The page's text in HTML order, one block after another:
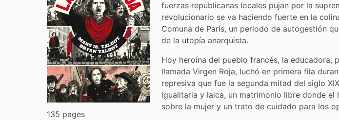
135 pages
fuerzas republicanas locales pujan por la
revolucionario se va haciendo fuerte en la
Comuna de París, un periodo de autogestión
de la utopía anarquista.
Hoy heroína del pueblo francés, la educadora,
llamada Virgen Roja, luchó en primera fila
represiva que fue la segunda mitad del siglo
igualitaria y laica, un matrimonio libre donde
sobre la mujer y un trato de cuidado para los